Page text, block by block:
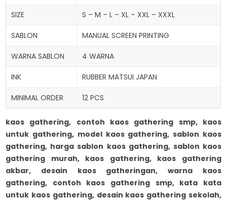
SIZE S – M – L – XL – XXL – XXXL
SABLON MANUAL SCREEN PRINTING
WARNA SABLON 4 WARNA
INK RUBBER MATSUI JAPAN
MINIMAL ORDER 12 PCS
kaos gathering, contoh kaos gathering smp, kaos
untuk gathering, model kaos gathering, sablon kaos
gathering, harga sablon kaos gathering, sablon kaos
gathering murah, kaos gathering, kaos gathering
akbar, desain kaos gatheringan, warna kaos
gathering, contoh kaos gathering smp, kata kata
untuk kaos gathering, desain kaos gathering sekolah,